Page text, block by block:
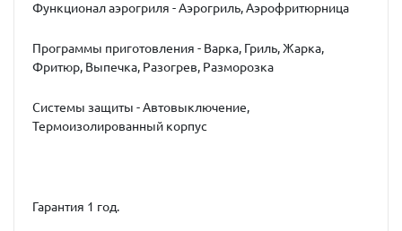
Функционал аэрогриля - Аэрогриль, Аэрофритюрница
Программы приготовления - Варка, Гриль, Жарка,
Фритюр, Выпечка, Разогрев, Разморозка
Системы защиты - Автовыключение,
Термоизолированный корпус
Гарантия 1 год.